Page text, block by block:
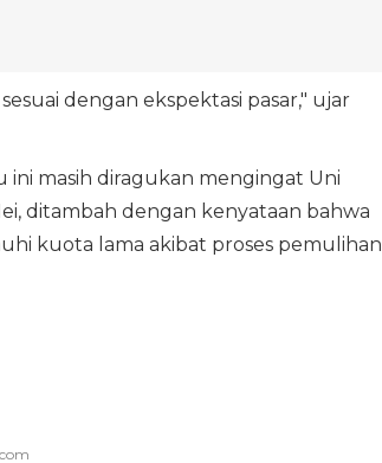
dengan ekspektasi pasar," ujar
masih diragukan mengingat Uni
ditambah dengan kenyataan bahwa
kuota lama akibat proses pemulihan